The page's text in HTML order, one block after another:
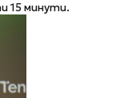
15 минути.